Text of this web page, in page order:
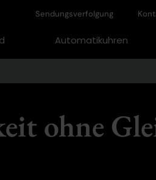
Sendungsverfolgung
Automatikuhren
ohne